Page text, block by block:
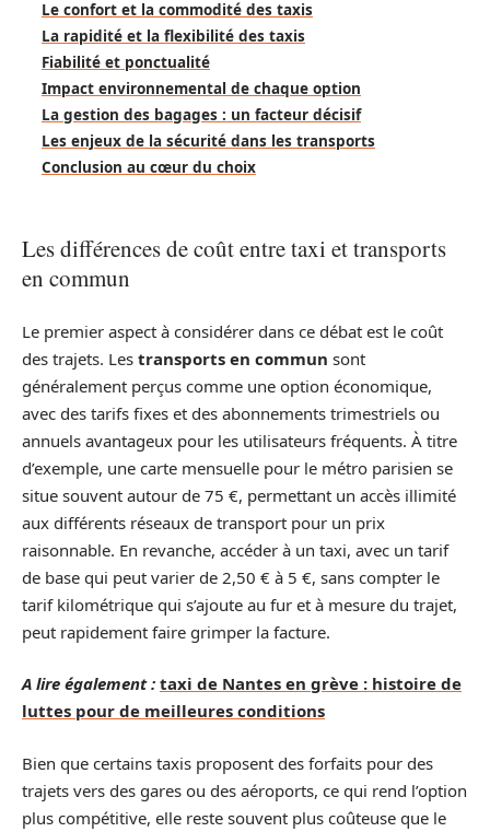
Le confort et la commodité des taxis
La rapidité et la flexibilité des taxis
Fiabilité et ponctualité
Impact environnemental de chaque option
La gestion des bagages : un facteur décisif
Les enjeux de la sécurité dans les transports
Conclusion au cœur du choix
Les différences de coût entre taxi et transports
en commun
Le premier aspect à considérer dans ce débat est le coût
des trajets. Les transports en commun sont
généralement perçus comme une option économique,
avec des tarifs fixes et des abonnements trimestriels ou
annuels avantageux pour les utilisateurs fréquents. À titre
d’exemple, une carte mensuelle pour le métro parisien se
situe souvent autour de 75 €, permettant un accès illimité
aux différents réseaux de transport pour un prix
raisonnable. En revanche, accéder à un taxi, avec un tarif
de base qui peut varier de 2,50 € à 5 €, sans compter le
tarif kilométrique qui s’ajoute au fur et à mesure du trajet,
peut rapidement faire grimper la facture.
A lire également : taxi de Nantes en grève : histoire de
luttes pour de meilleures conditions
Bien que certains taxis proposent des forfaits pour des
trajets vers des gares ou des aéroports, ce qui rend l’option
plus compétitive, elle reste souvent plus coûteuse que le